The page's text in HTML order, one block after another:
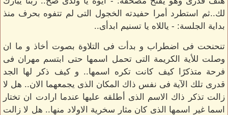
لك..ثم استطرد أمرا حفيدته الخجول التى لم تتفوه بحرف منذ
بداية الجلسة: - ياللاه يا تسنيم ابدأى..
تنحنحت فى اضطراب و بدأت فى التلاوة بصوت أخاذ و ما ان
وصلت للأية الكريمة التى تحمل اسمها حتى ابتسم مهران فى
فرحة متذكرًا كيف كانت تكره اسمها.. و كيف ذكر لها الجد
قدرى تلك الآية فى نفس ذاك المكان الذى يجمعهما الان.. هل لا
زالت تذكر ذاك الاسم الذى أطلقه عليها عندما ارادت ان تختار
اسما غير اسمها الذى كان مثار سخرية الاولاد منها.. هل لا زالت